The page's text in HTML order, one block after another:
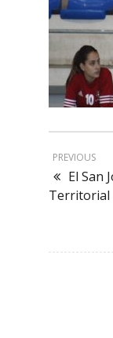
PREVIOUS
El San
Territorial